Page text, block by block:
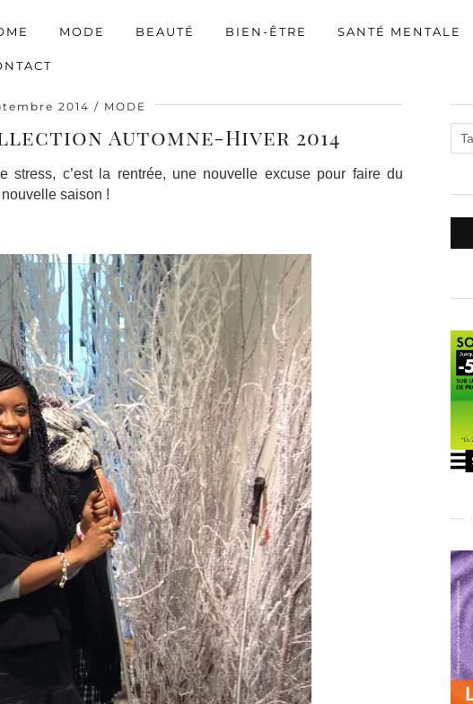
MODE BEAUTÉ BIEN-ÊTRE SANTÉ MENTALE
2014 MODE
Automne-Hiver 2014
c’est la rentrée, une nouvelle excuse pour faire du
saison !